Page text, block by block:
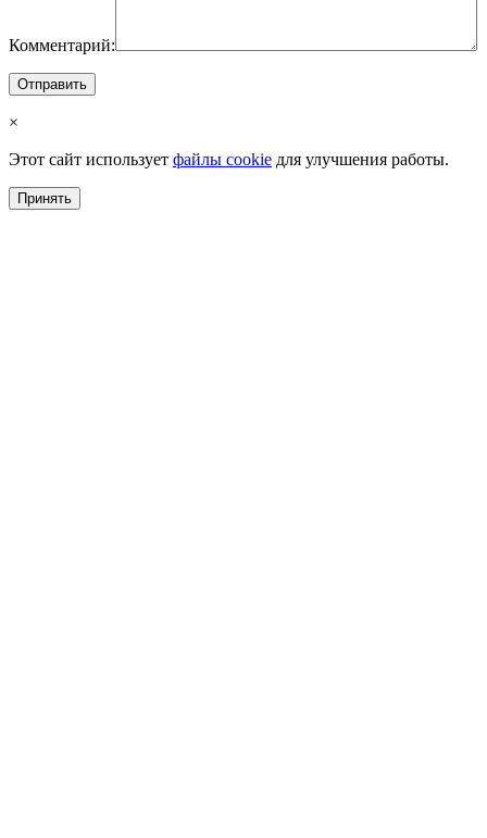
Комментарий:
×
Этот сайт использует файлы cookie для улучшения работы.
Принять